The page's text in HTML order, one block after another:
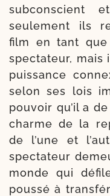
sub­cons­cient
seule­ment ils
film en tant
spec­ta­teur, mais
puis­sance
selon ses lois
pou­voir qu’il a
charme de la
de l’une et
spec­ta­teur
monde qui
pous­sé à